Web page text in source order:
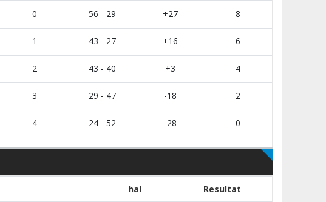
0 56 - 29 +27 8
1 43 - 27 +16 6
2 43 - 40 +3 4
3 29 - 47 -18 2
4 24 - 52 -28 0
hal Resultat